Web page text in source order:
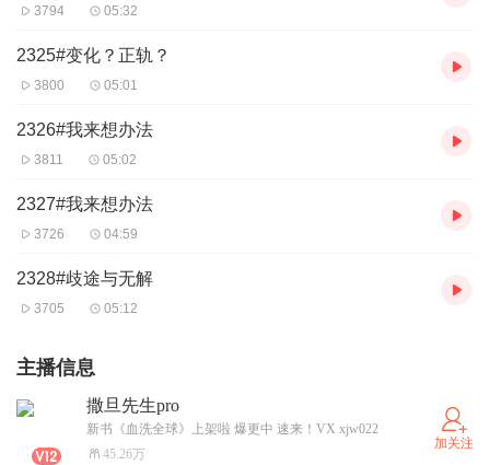
3794 05:32
2325#变化？正轨？
3800 05:01
2326#我来想办法
3811 05:02
2327#我来想办法
3726 04:59
2328#歧途与无解
3705 05:12
主播信息
撒旦先生pro
新书《血洗全球》上架啦 爆更中 速来！VX xjw022
45.26万
加关注